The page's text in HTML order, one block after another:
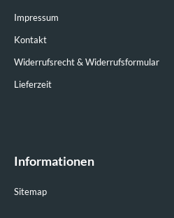
Impressum
Kontakt
Widerrufsrecht & Widerrufsformular
Lieferzeit
Informationen
Sitemap